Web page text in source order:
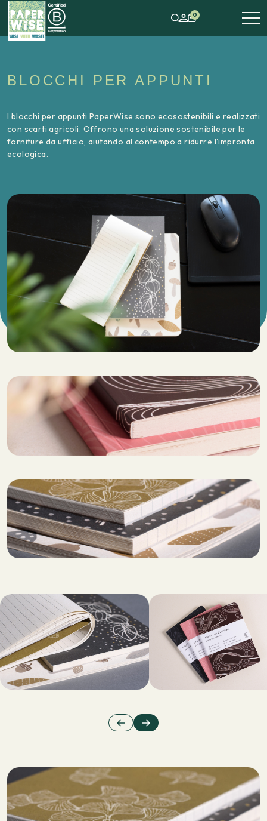
0
BLOCCHI PER APPUNTI
I blocchi per appunti PaperWise sono ecosostenibili e realizzati
con scarti agricoli. Offrono una soluzione sostenibile per le
forniture da ufficio, aiutando al contempo a ridurre l’impronta
ecologica.